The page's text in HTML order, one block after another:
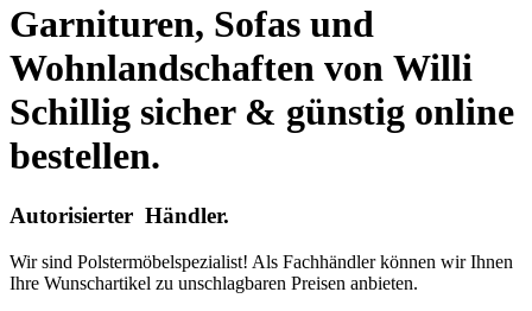
Garnituren, Sofas und
Wohnlandschaften von Willi
Schillig sicher & günstig online
bestellen.
Autorisierter Händler.
Wir sind Polstermöbelspezialist! Als Fachhändler können wir Ihnen
Ihre Wunschartikel zu unschlagbaren Preisen anbieten.